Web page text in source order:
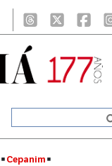
Cepanim